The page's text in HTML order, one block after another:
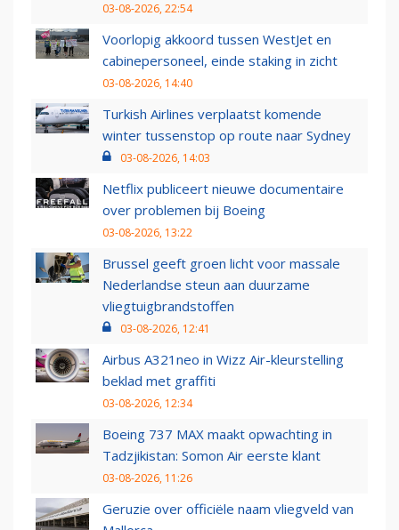
03-08-2026, 22:54
Voorlopig akkoord tussen WestJet en
cabinepersoneel, einde staking in zicht
03-08-2026, 14:40
Turkish Airlines verplaatst komende
winter tussenstop op route naar Sydney
03-08-2026, 14:03
Netflix publiceert nieuwe documentaire
over problemen bij Boeing
03-08-2026, 13:22
Brussel geeft groen licht voor massale
Nederlandse steun aan duurzame
vliegtuigbrandstoffen
03-08-2026, 12:41
Airbus A321neo in Wizz Air-kleurstelling
beklad met graffiti
03-08-2026, 12:34
Boeing 737 MAX maakt opwachting in
Tadzjikistan: Somon Air eerste klant
03-08-2026, 11:26
Geruzie over officiële naam vliegveld van